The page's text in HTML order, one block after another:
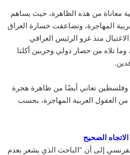
معاناة من هذه الظاهرة، حيث يساهم
العربية المهاجرة، وتضاعفت خسارة العراق
منذ غزو الرئيس العراقي
تلاه من حصار دولي وحربين أكلتا
وفلسطين تعاني أيضًا من ظاهرة هجرة
بنسبة تصل إلى 15% من العقول العربية المهاجرة، بحسب
الصحيح
إلى أن “الباحث الذي يشعر بعدم